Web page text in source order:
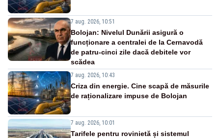
7 aug. 2026, 10:51
Bolojan: Nivelul Dunării asigură o
funcționare a centralei de la Cernavodă
de patru-cinci zile dacă debitele vor
scădea
7 aug. 2026, 10:43
Criza din energie. Cine scapă de măsurile
de raționalizare impuse de Bolojan
7 aug. 2026, 10:01
Tarifele pentru rovinietă și sistemul